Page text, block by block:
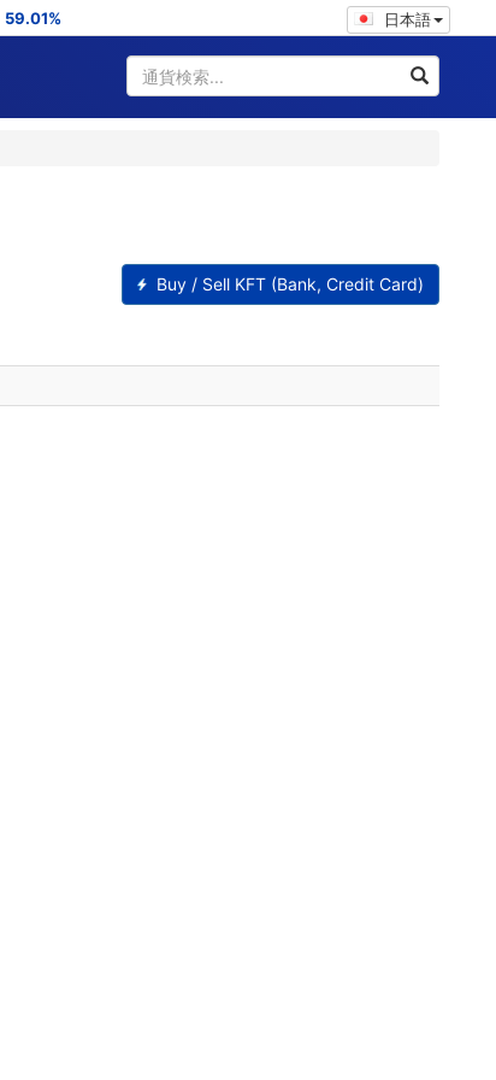
59.01% 日本語
Buy / Sell KFT (Bank, Credit Card)